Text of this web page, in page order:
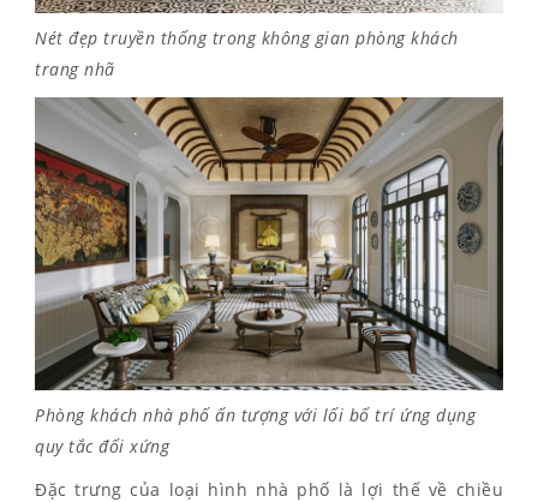
Nét đẹp truyền thống trong không gian phòng khách
trang nhã
Phòng khách nhà phố ấn tượng với lối bố trí ứng dụng
quy tắc đối xứng
Đặc trưng của loại hình nhà phố là lợi thế về chiều